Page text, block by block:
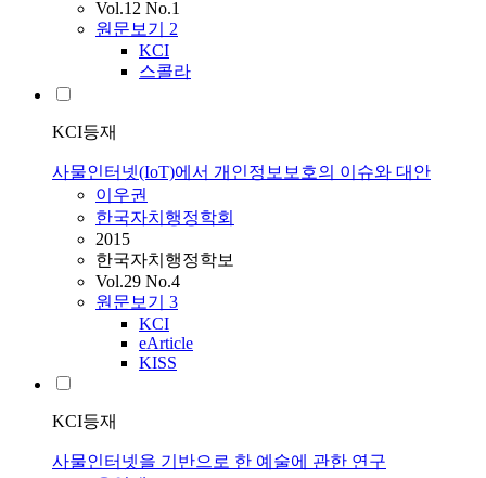
Vol.12 No.1
원문보기 2
KCI
스콜라
KCI등재
사물인터넷(IoT)에서 개인정보보호의 이슈와 대안
이우권
한국자치행정학회
2015
한국자치행정학보
Vol.29 No.4
원문보기 3
KCI
eArticle
KISS
KCI등재
사물인터넷을 기반으로 한 예술에 관한 연구